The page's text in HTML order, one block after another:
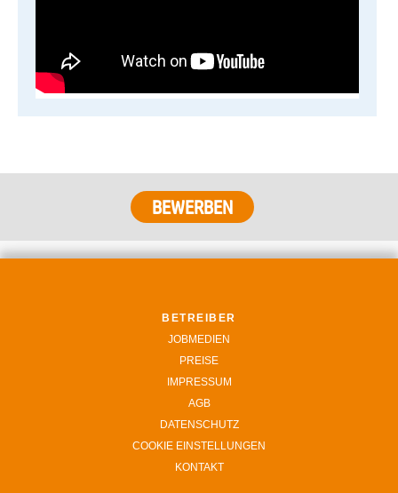
BETREIBER
JOBMEDIEN
PREISE
IMPRESSUM
AGB
DATENSCHUTZ
COOKIE EINSTELLUNGEN
KONTAKT